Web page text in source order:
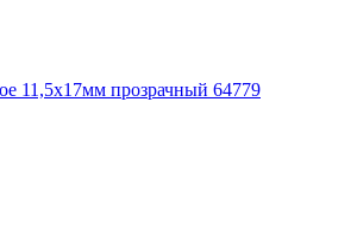
11,5х17мм прозрачный 64779